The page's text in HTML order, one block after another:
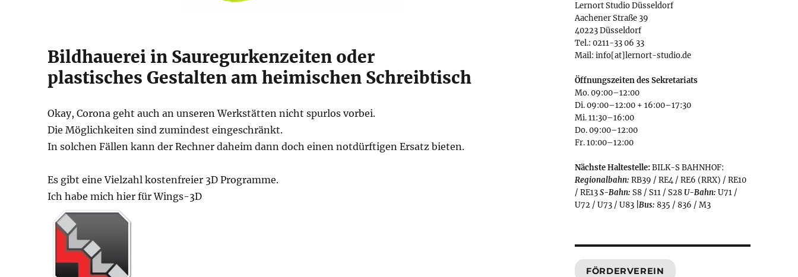
Bildhauerei in Sauregurkenzeiten oder
plastisches Gestalten am heimischen Schreibtisch
Okay, Corona geht auch an unseren Werkstätten nicht spurlos vorbei.
Die Möglichkeiten sind zumindest eingeschränkt.
In solchen Fällen kann der Rechner daheim dann doch einen notdürftigen Ersatz bieten.
Es gibt eine Vielzahl kostenfreier 3D Programme.
Ich habe mich hier für Wings-3D
Lernort Studio Düsseldorf
Aachener Straße 39
40223 Düsseldorf
Tel.: 0211-33 06 33
Mail: info[at]lernort-studio.de
Öffnungszeiten des Sekretariats
Mo. 09:00–12:00
Di. 09:00–12:00 + 16:00–17:30
Mi. 11:30–16:00
Do. 09:00–12:00
Fr. 10:00–12:00
Nächste Haltestelle:BILK-S BAHNHOF:
Regionalbahn: RB39 / RE4 / RE6 (RRX) / RE10
/ RE13S-Bahn: S8 / S11 / S28U-Bahn: U71 /
U72 / U73 / U83 Bus: 835 / 836 / M3
FÖRDERVEREIN